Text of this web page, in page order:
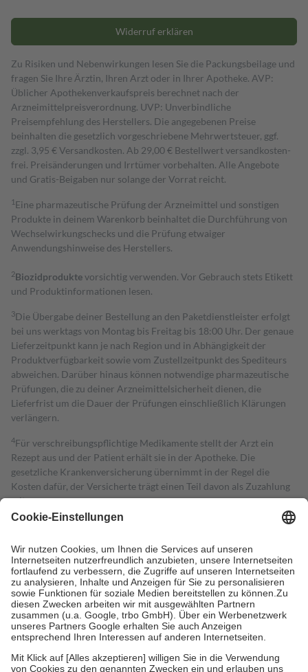
Widerruf erklären
Zu Risiken und Nebenwirkungen lesen Sie die Packungsbeilage und
fragen Sie Ihre Ärztin, Ihren Arzt oder in Ihrer Apotheke. AVP:
Üblicher Apothekenverkaufspreis berechnet nach der
Arzneimittelpreisverordnung. UVP: Unverbindliche
Preisempfehlung des Herstellers. Die angegebenen Preise
beinhalten die gesetzlich vorgeschriebene Mehrwertsteuer, ggf.
zzgl. 3,95 € Versandkosten. Ab 29,00 € Bestell­wert versand­kosten­
frei. Preisänderungen und Irrtümer vorbehalten. Alle Angebote
und Gratis-Beigaben nur solange der Vorrat reicht.
1 Eine pharmazeutische Prüfung der Arzneimittel und sonstigen
Produkte in deinem Warenkorb beinhaltet die Durchführung von
Wechselwirkungschecks und die Prüfung etwaiger
Anwendungshinweise des Herstellers.
2Biozidproduktevorsichtig verwenden. Vor Gebrauch stets Etikett
und Produktinformationen lesen.
3Die Übergabe deiner Bestellung an den Paketdienstleister erfolgt
bei uns werktags von Montag bis Freitag bis 18:00 Uhr. Der genaue
Lieferzeitpunkt kann je nach Region und in Abhängigkeit der
Produktverfügbarkeit sowie vom Zustellzeitpunkt des Spediteurs
abweichen. Darüber hinaus können notwendige pharmazeutische
Prüfungen, die zu deiner Arzneimittelsicherheit dienen, die
Lieferfrist um die Dauer der Prüfungen einschließlich Klärungen
verlängern.
4Für verschreibungspflichtige Medikamente stellt der Arzt ein
Rezept aus und der Patient erhält sie in der Apotheke. Die
gesetzliche Krankenversicherung übernimmt in der Regel die
Kosten dafür, der Versicherte trägt einen Teil davon als Zuzahlung
mit.
Grundsätzlich leisten Mitglieder Zuzahlungen in Höhe von zehn
höchstens zehn Euro.
Es sind jedoch nie mehr als die tatsächlichen
Kosten der Leistung zu entrichten.
Diese Regeln gelten grundsätzlich auch für Online-Apotheken.
Bei Heilmitteln und häuslicher Krankenpflege beträgt die
Zuzahlung zehn Prozent der Kosten sowie zehn Euro je
Verordnung.
Um das Engagement der Versicherten für ihre eigene Gesundheit zu
stärken und die besondere Stellung der Familie zu unterstützen,
fallenkeine Zuzahlungenan bei: